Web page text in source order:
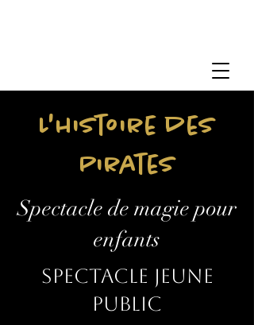
L'histoire des
Pirates
Spectacle de magie pour
enfants
Spectacle jeune
public